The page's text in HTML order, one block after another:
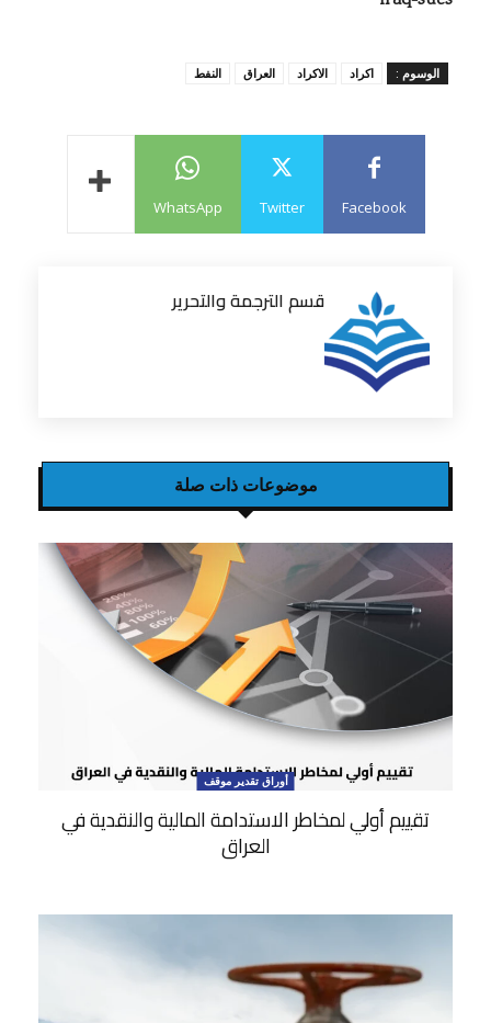
الوسوم : اكراد الاكراد العراق النفط
Facebook
Twitter
WhatsApp
قسم الترجمة والتحرير
موضوعات ذات صلة
أوراق تقدير موقف
تقييم أولي لمخاطر الاستدامة المالية والنقدية في
العراق